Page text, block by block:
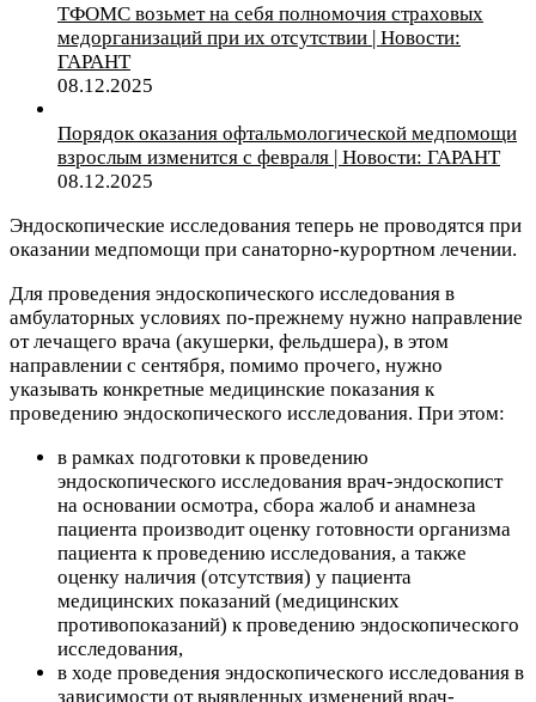
ТФОМС возьмет на себя полномочия страховых
медорганизаций при их отсутствии | Новости:
ГАРАНТ
08.12.2025
Порядок оказания офтальмологической медпомощи
взрослым изменится с февраля | Новости: ГАРАНТ
08.12.2025
Эндоскопические исследования теперь не проводятся при
оказании медпомощи при санаторно-курортном лечении.
Для проведения эндоскопического исследования в
амбулаторных условиях по-прежнему нужно направление
от лечащего врача (акушерки, фельдшера), в этом
направлении с сентября, помимо прочего, нужно
указывать конкретные медицинские показания к
проведению эндоскопического исследования. При этом:
в рамках подготовки к проведению
эндоскопического исследования врач-эндоскопист
на основании осмотра, сбора жалоб и анамнеза
пациента производит оценку готовности организма
пациента к проведению исследования, а также
оценку наличия (отсутствия) у пациента
медицинских показаний (медицинских
противопоказаний) к проведению эндоскопического
исследования,
в ходе проведения эндоскопического исследования в
зависимости от выявленных изменений врач-